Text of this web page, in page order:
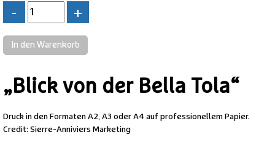
- +
„Blick von der Bella Tola“
Druck in den Formaten A2, A3 oder A4 auf professionellem Papier.
Credit: Sierre-Anniviers Marketing